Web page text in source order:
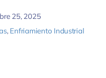
25, 2025
, Enfriamiento Industrial